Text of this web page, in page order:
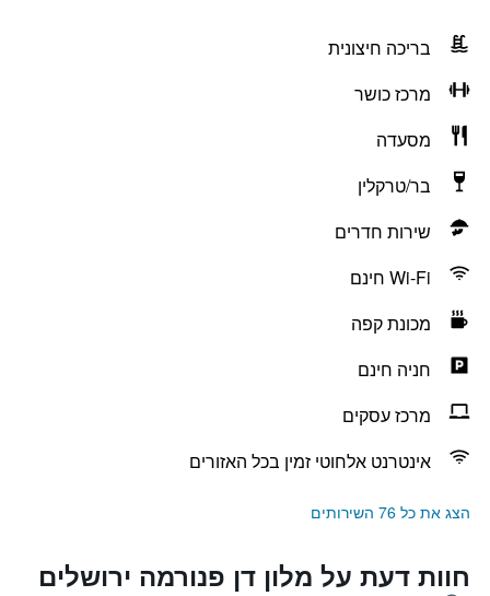
בריכה חיצונית
מרכז כושר
מסעדה
בר/טרקלין
שירות חדרים
Wi-Fi חינם
מכונת קפה
חניה חינם
מרכז עסקים
אינטרנט אלחוטי זמין בכל האזורים
הצג את כל 76 השירותים
חוות דעת על מלון דן פנורמה ירושלים